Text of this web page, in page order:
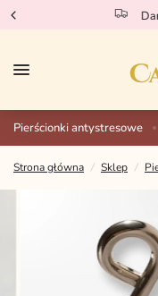
Pierścionki antystresowe
Strona główna / Sklep /